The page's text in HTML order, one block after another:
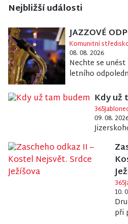
Nejbližší události
JAZZOVÉ
Komunitní
08. 08. 2026
Nechte se
letního
Kdy už
09. 08.
10.
při